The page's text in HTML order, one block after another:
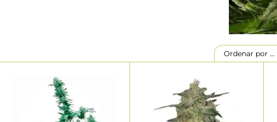
Ordenar por ...